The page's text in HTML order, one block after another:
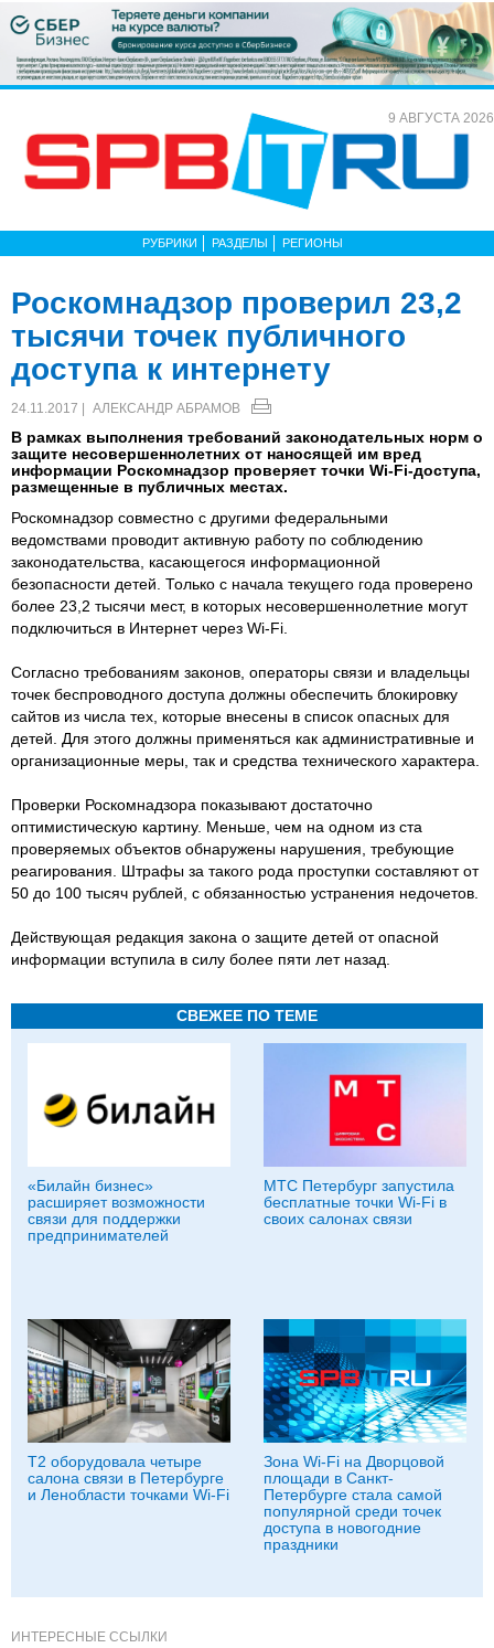
9 АВГУСТА 2026
РУБРИКИ РАЗДЕЛЫ РЕГИОНЫ
Роскомнадзор проверил 23,2
тысячи точек публичного
доступа к интернету
24.11.2017 | АЛЕКСАНДР АБРАМОВ
В рамках выполнения требований законодательных норм о
защите несовершеннолетних от наносящей им вред
информации Роскомнадзор проверяет точки Wi-Fi-доступа,
размещенные в публичных местах.
Роскомнадзор совместно с другими федеральными
ведомствами проводит активную работу по соблюдению
законодательства, касающегося информационной
безопасности детей. Только с начала текущего года проверено
более 23,2 тысячи мест, в которых несовершеннолетние могут
подключиться в Интернет через Wi-Fi.
Согласно требованиям законов, операторы связи и владельцы
точек беспроводного доступа должны обеспечить блокировку
сайтов из числа тех, которые внесены в список опасных для
детей. Для этого должны применяться как административные и
организационные меры, так и средства технического характера.
Проверки Роскомнадзора показывают достаточно
оптимистическую картину. Меньше, чем на одном из ста
проверяемых объектов обнаружены нарушения, требующие
реагирования. Штрафы за такого рода проступки составляют от
50 до 100 тысяч рублей, с обязанностью устранения недочетов.
Действующая редакция закона о защите детей от опасной
информации вступила в силу более пяти лет назад.
СВЕЖЕЕ ПО ТЕМЕ
«Билайн бизнес»
расширяет возможности
связи для поддержки
предпринимателей
МТС Петербург запустила
бесплатные точки Wi-Fi в
своих салонах связи
T2 оборудовала четыре
салона связи в Петербурге
и Ленобласти точками Wi-Fi
Зона Wi-Fi на Дворцовой
площади в Санкт-
Петербурге стала самой
популярной среди точек
доступа в новогодние
праздники
ИНТЕРЕСНЫЕ ССЫЛКИ